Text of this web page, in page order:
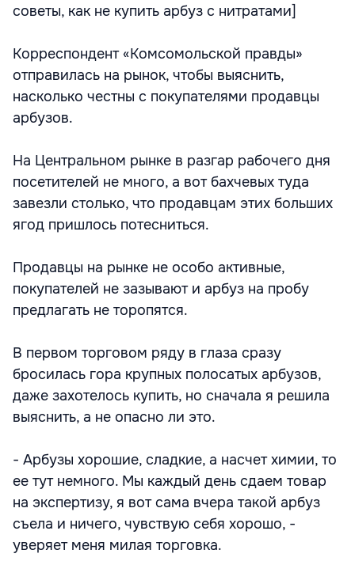
советы, как не купить арбуз с нитратами]
Корреспондент «Комсомольской правды»
отправилась на рынок, чтобы выяснить,
насколько честны с покупателями продавцы
арбузов.
На Центральном рынке в разгар рабочего дня
посетителей не много, а вот бахчевых туда
завезли столько, что продавцам этих больших
ягод пришлось потесниться.
Продавцы на рынке не особо активные,
покупателей не зазывают и арбуз на пробу
предлагать не торопятся.
В первом торговом ряду в глаза сразу
бросилась гора крупных полосатых арбузов,
даже захотелось купить, но сначала я решила
выяснить, а не опасно ли это.
- Арбузы хорошие, сладкие, а насчет химии, то
ее тут немного. Мы каждый день сдаем товар
на экспертизу, я вот сама вчера такой арбуз
съела и ничего, чувствую себя хорошо, -
уверяет меня милая торговка.